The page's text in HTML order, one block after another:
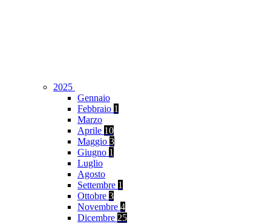
2025
Gennaio
Febbraio 1
Marzo
Aprile 10
Maggio 3
Giugno 1
Luglio
Agosto
Settembre 1
Ottobre 3
Novembre 4
Dicembre 25